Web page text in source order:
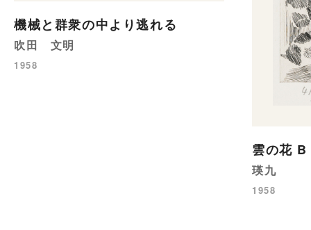
機械と群衆の中より逃れる
吹田 文明
1958
雲の花 B
瑛九
1958